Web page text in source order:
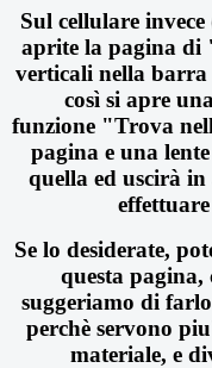
Sul cellulare
aprite la pagina di
verticali nella barra
così si apre
funzione "Trova
pagina e una
quella ed uscirà
Se lo desiderate,
questa
suggeriamo di
perchè servono
materiale, e